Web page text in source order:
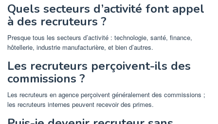
Quels secteurs d’activité font appel
à des recruteurs ?
Presque tous les secteurs d’activité : technologie, santé, finance,
hôtellerie, industrie manufacturière, et bien d’autres.
Les recruteurs perçoivent-ils des
commissions ?
Les recruteurs en agence perçoivent généralement des commissions ;
les recruteurs internes peuvent recevoir des primes.